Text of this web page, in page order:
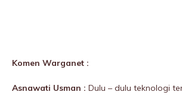
Komen Warganet :
Asnawati Usman : Dulu – dulu teknologi